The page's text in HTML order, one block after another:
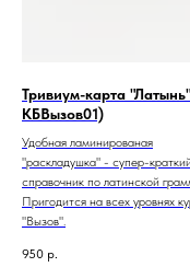
Тривиум-карта
КБВызов01)
Удобная ламинированая
"раскладушка" - супер-
справочник по латинской
Пригодится на всех уровнях
"Вызов".
950 р.